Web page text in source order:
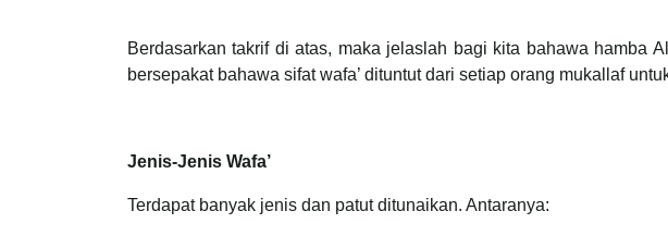
Berdasarkan takrif di atas, maka jelaslah bagi kita bahawa hamba
bersepakat bahawa sifat wafa’ dituntut dari setiap orang mukallaf
Jenis-Jenis Wafa’
Terdapat banyak jenis dan patut ditunaikan. Antaranya: